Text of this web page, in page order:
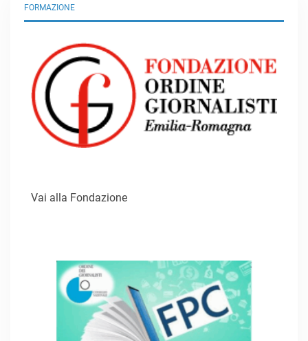
FORMAZIONE
Vai alla Fondazione